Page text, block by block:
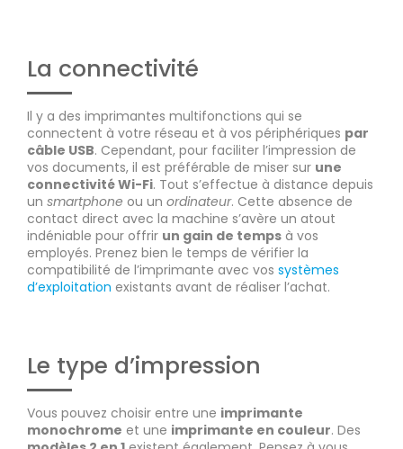
La connectivité
Il y a des imprimantes multifonctions qui se
connectent à votre réseau et à vos périphériques par
câble USB. Cependant, pour faciliter l’impression de
vos documents, il est préférable de miser sur une
connectivité Wi-Fi. Tout s’effectue à distance depuis
un smartphone ou un ordinateur. Cette absence de
contact direct avec la machine s’avère un atout
indéniable pour offrir un gain de temps à vos
employés. Prenez bien le temps de vérifier la
compatibilité de l’imprimante avec vos systèmes
d’exploitation existants avant de réaliser l’achat.
Le type d’impression
Vous pouvez choisir entre une imprimante
monochrome et une imprimante en couleur. Des